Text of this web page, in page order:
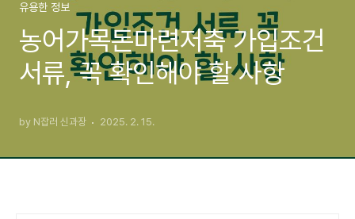
유용한 정보
농어가목돈마련저축 가입조건
서류, 꼭 확인해야 할 사항
by N잡러 신과장 2025. 2. 15.